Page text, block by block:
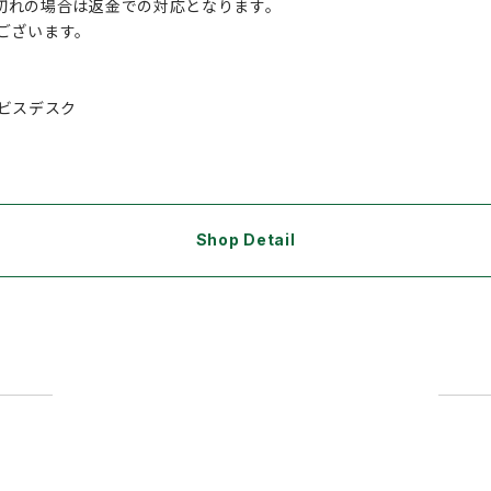
の場合は返金での対応となります。
います。
スデスク
Shop Detail